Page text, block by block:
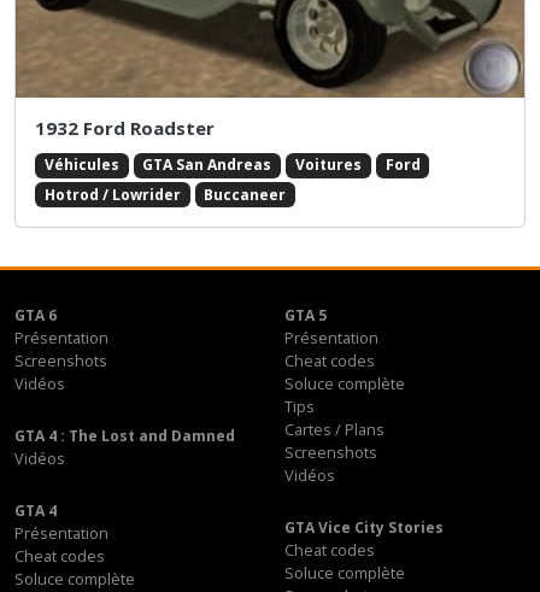
1932 Ford Roadster
Véhicules GTA San Andreas Voitures
Ford
Hotrod / Lowrider
Buccaneer
GTA 6
Présentation
Screenshots
Vidéos
GTA 5
Présentation
Cheat codes
Soluce complète
Tips
Cartes / Plans
Screenshots
Vidéos
GTA 4 : The Lost and Damned
Vidéos
GTA 4
Présentation
Cheat codes
Soluce complète
GTA Vice City Stories
Cheat codes
Soluce complète